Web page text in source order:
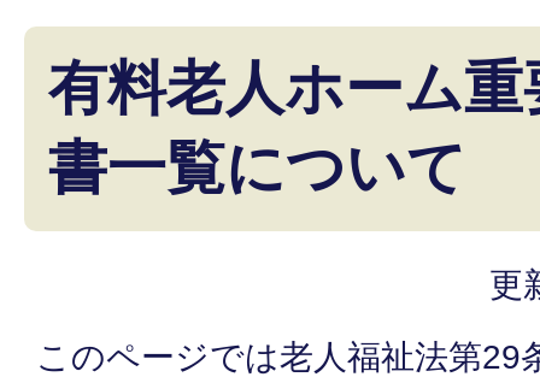
有料老人ホーム
書一覧について
更
このページでは老人福祉法第29